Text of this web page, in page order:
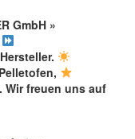
GmbH »
Pelletofen,
freuen uns auf